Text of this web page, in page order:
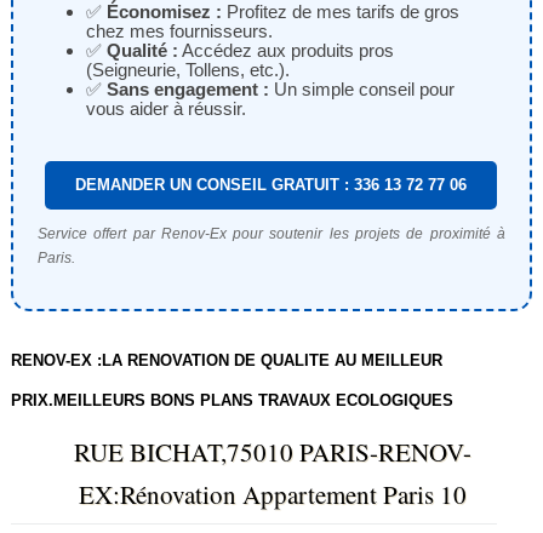
✅ Économisez : Profitez de mes tarifs de gros
chez mes fournisseurs.
✅ Qualité : Accédez aux produits pros
(Seigneurie, Tollens, etc.).
✅ Sans engagement : Un simple conseil pour
vous aider à réussir.
DEMANDER UN CONSEIL GRATUIT : 336 13 72 77 06
Service offert par Renov-Ex pour soutenir les projets de proximité à
Paris.
RENOV-EX :LA RENOVATION DE QUALITE AU MEILLEUR
PRIX.MEILLEURS BONS PLANS TRAVAUX ECOLOGIQUES
RUE BICHAT,75010 PARIS-RENOV-
EX:Rénovation Appartement Paris 10